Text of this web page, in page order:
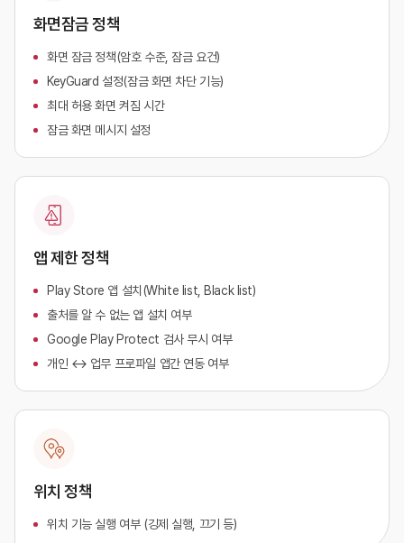
화면잠금 정책
화면 잠금 정책(암호 수준, 잠금 요건)
KeyGuard 설정(잠금 화면 차단 기능)
최대 허용 화면 켜짐 시간
잠금 화면 메시지 설정
앱 제한 정책
Play Store 앱 설치(White list, Black list)
출처를 알 수 없는 앱 설치 여부
Google Play Protect 검사 무시 여부
개인 ↔ 업무 프로파일 앱간 연동 여부
위치 정책
위치 기능 실행 여부 (깅제 실행, 끄기 등)